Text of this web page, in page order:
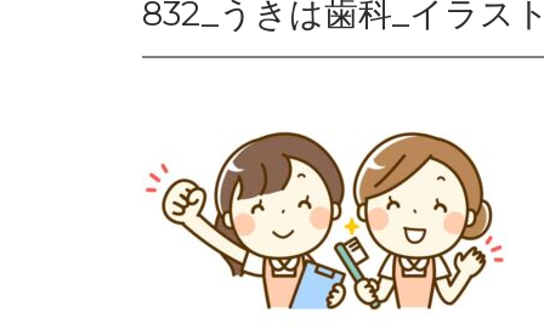
832_うきは歯科_イラスト